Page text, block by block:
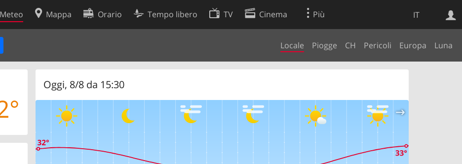
IT
Meteo Mappa Orario Tempo libero TV Cinema Più
Locale Piogge CH Pericoli Europa Luna
Oggi, 8/8 da 15:30
Ricerca Web
d’uso
Preferenze cookie